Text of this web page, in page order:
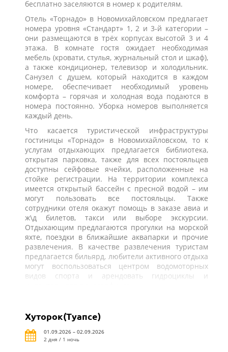
бесплатно заселяются в номер к родителям.
Отель «Торнадо» в Новомихайловском предлагает
номера уровня «Стандарт» 1, 2 и 3-й категории –
они размещаются в трёх корпусах высотой 3 и 4
этажа. В комнате гостя ожидает необходимая
мебель (кровати, стулья, журнальный стол и шкаф),
а также кондиционер, телевизор и холодильник.
Санузел с душем, который находится в каждом
номере, обеспечивает необходимый уровень
комфорта – горячая и холодная вода подаются в
номера постоянно. Уборка номеров выполняется
каждый день.
Что касается туристической инфраструктуры
гостиницы «Торнадо» в Новомихайловском, то к
услугам отдыхающих предлагается библиотека,
открытая парковка, также для всех постояльцев
доступны сейфовые ячейки, расположенные на
стойке регистрации. На территории комплекса
имеется открытый бассейн с пресной водой – им
могут пользовать все постояльцы. Также
сотрудники отеля окажут помощь в заказе авиа и
ж\д билетов, такси или выборе экскурсии.
Отдыхающим предлагаются прогулки на морской
яхте, поездки в ближайшие аквапарки и прочие
развлечения. В качестве развлечения туристам
предлагается бильярд, любители активного отдыха
могут воспользоваться центром водомоторных
видов спорта и арендовать гидроциклы и
Хуторок(Туапсе)
01.09.2026 – 02.09.2026
2 дня / 1 ночь